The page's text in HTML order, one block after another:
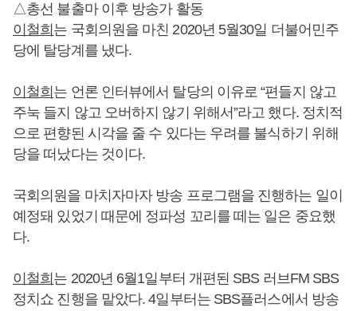
△총선 불출마 이후 방송가 활동
이철희 는 국회의원을 마친 2020년 5월30일 더불어민주
당에 탈당계를 냈다.
이철희 는 언론 인터뷰에서 탈당의 이유로 “편들지 않고
주눅 들지 않고 오버하지 않기 위해서”라고 했다. 정치적
으로 편향된 시각을 줄 수 있다는 우려를 불식하기 위해
당을 떠났다는 것이다.
국회의원을 마치자마자 방송 프로그램을 진행하는 일이
예정돼 있었기 때문에 정파성 꼬리를 떼는 일은 중요했
다.
이철희 는 2020년 6월1일부터 개편된 SBS 러브FM SBS
정치쇼 진행을 맡았다. 4일부터는 SBS플러스에서 방송